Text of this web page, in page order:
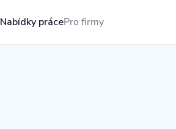
Nabídky prácePro firmy